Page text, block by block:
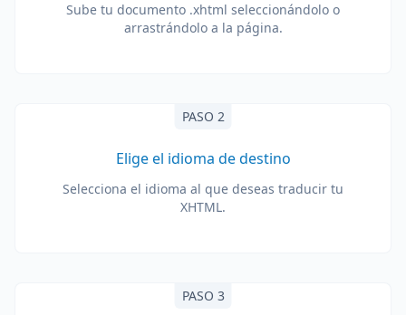
Sube tu documento .xhtml seleccionándolo o
arrastrándolo a la página.
PASO 2
Elige el idioma de destino
Selecciona el idioma al que deseas traducir tu
XHTML.
PASO 3